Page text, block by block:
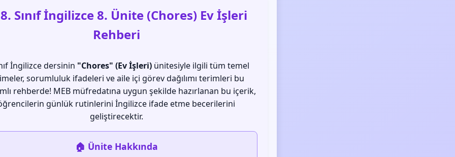
Sınıf İngilizce 8. Ünite (Chores) Ev İşleri
Rehberi
İngilizce dersinin "Chores" (Ev İşleri) ünitesiyle ilgili tüm temel
sorumluluk ifadeleri ve aile içi görev dağılımı terimleri bu
rehberde! MEB müfredatına uygun şekilde hazırlanan bu içerik,
günlük rutinlerini İngilizce ifade etme becerilerini
geliştirecektir.
🏠 Ünite Hakkında